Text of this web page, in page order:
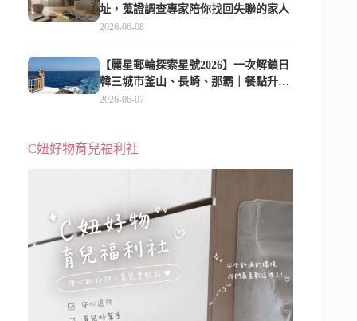
址，蒐證調查專家陪你找回失聯的家人
2026-06-08
【麗星郵輪探索星號2026】一次解鎖日
韓三城市釜山、長崎、那霸｜餐點升
級、表演更新、船上慶生超難忘
2026-06-07
C妞好物育兒福利社